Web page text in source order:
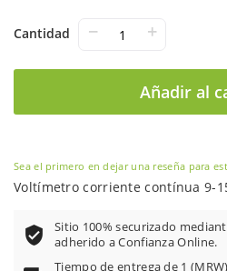
Cantidad − +
Añadir al
de
Sea el primero en dejar una reseña para
Voltímetro corriente contínua 9-
Sitio 100% securizado
adherido a Confianza Online.
Tiempo de entrega de 1